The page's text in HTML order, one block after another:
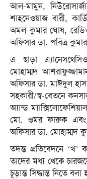
আল-মামুন,
শাহনেওয়াজ বারী,
অমল কুমার ঘোষ,
অফিসার ডা. পবিত্র
এ ছাড়া
মোহাম্মদ
অফিসার ডা. মাঈদুল
সহকারী/স্ব-বেতনে
অ্যান্ড
মো. ওমর ফারুক এবং
অফিসার ডা. মোহাম্মদ
তদন্ত প্রতিবেদনে ‘খ’
তাদের মধ্য থেকে
চূড়ান্ত সিদ্ধান্ত নিতে